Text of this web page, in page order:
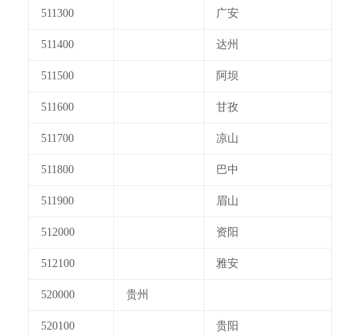
511300 广安
511400 达州
511500 阿坝
511600 甘孜
511700 凉山
511800 巴中
511900 眉山
512000 资阳
512100 雅安
520000 贵州
520100 贵阳